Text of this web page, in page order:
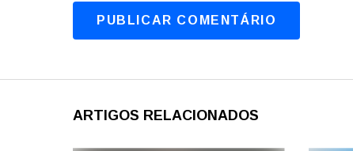
ARTIGOS RELACIONADOS